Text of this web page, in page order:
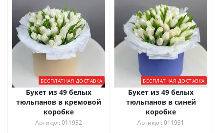
БЕСПЛАТНАЯ ДОСТАВКА
Букет из 49 белых
тюльпанов в кремовой
коробке
Артикул: 011932
БЕСПЛАТНАЯ ДОСТАВКА
Букет из 49 белых
тюльпанов в синей
коробке
Артикул: 011931